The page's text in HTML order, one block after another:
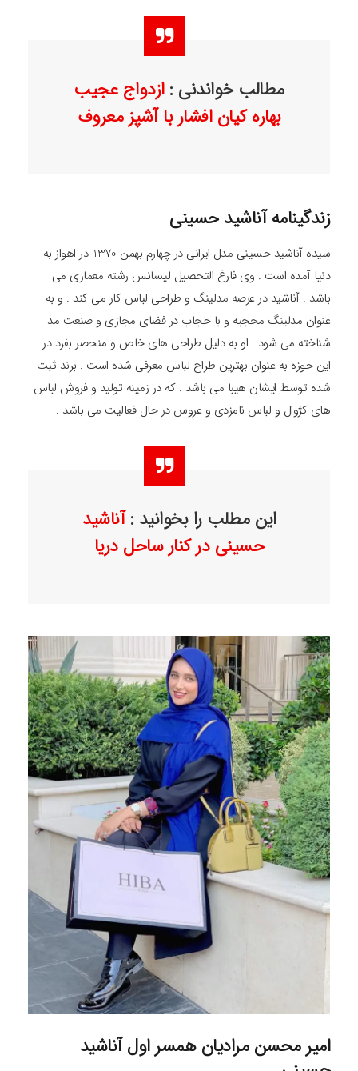
مطالب خواندنی :ازدواج عجیب
بهاره کیان افشار با آشپز معروف
زندگینامه آناشید حسینی
سیده آناشید حسینی مدل ایرانی در چهارم بهمن 1370 در اهواز به
دنیا آمده است . وی فارغ التحصیل لیسانس رشته معماری می
باشد . آناشید در عرصه مدلینگ و طراحی لباس کار می کند . و به
عنوان مدلینگ محجبه و با حجاب در فضای مجازی و صنعت مد
شناخته می شود . او به دلیل طراحی های خاص و منحصر بفرد در
این حوزه به عنوان بهترین طراح لباس معرفی شده است . برند ثبت
شده توسط ایشان هیبا می باشد . که در زمینه تولید و فروش لباس
های کژوال و لباس نامزدی و عروس در حال فعالیت می باشد .
این مطلب را بخوانید :آناشید
حسینی در کنار ساحل دریا
امیر محسن مرادیان همسر اول آناشید